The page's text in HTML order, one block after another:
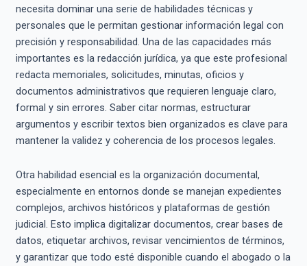
necesita dominar una serie de habilidades técnicas y
personales que le permitan gestionar información legal con
precisión y responsabilidad. Una de las capacidades más
importantes es la redacción jurídica, ya que este profesional
redacta memoriales, solicitudes, minutas, oficios y
documentos administrativos que requieren lenguaje claro,
formal y sin errores. Saber citar normas, estructurar
argumentos y escribir textos bien organizados es clave para
mantener la validez y coherencia de los procesos legales.
Otra habilidad esencial es la organización documental,
especialmente en entornos donde se manejan expedientes
complejos, archivos históricos y plataformas de gestión
judicial. Esto implica digitalizar documentos, crear bases de
datos, etiquetar archivos, revisar vencimientos de términos,
y garantizar que todo esté disponible cuando el abogado o la